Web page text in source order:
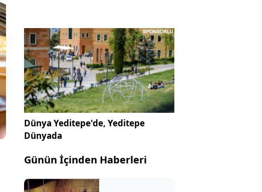
Dünya Yeditepe'de, Yeditepe
Dünyada
Günün İçinden Haberleri